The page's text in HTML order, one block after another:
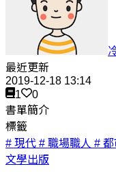
最近更新
2019-12-18 13:14
1
0
書單簡介
標籤
# 現代 # 職場職人 # 都
文學出版